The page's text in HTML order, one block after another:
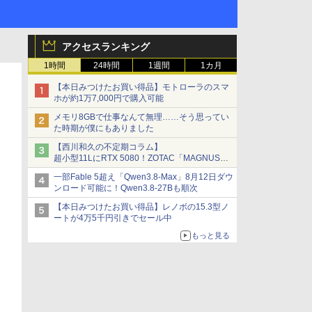
アクセスランキング
1時間 24時間 1週間 1カ月
【本日みつけたお買い得品】モトローラのスマ
ホが約1万7,000円で購入可能
メモリ8GBで仕事なんて無理……そう思ってい
た時期が僕にもありました
【西川和久の不定期コラム】
超小型11LにRTX 5080！ZOTAC「MAGNUS
ONE」最上位機の実力を探る
一部Fable 5超え「Qwen3.8-Max」8月12日ダウ
ンロード可能に！Qwen3.8-27Bも順次
【本日みつけたお買い得品】レノボの15.3型ノ
ートが4万5千円引きでセール中
もっと見る